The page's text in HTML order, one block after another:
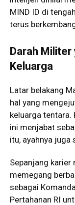
MIND ID di
terus
Darah Militer
Keluarga
Latar belakang
hal yang
keluarga tentara.
ini menjabat
itu, ayahnya juga
Sepanjang karier
memegang
sebagai
Pertahanan RI